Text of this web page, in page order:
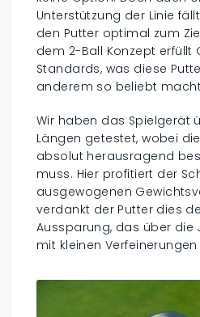
Unterstützung der Linie
den Putter optimal zum
dem 2-Ball Konzept erfüllt
Standards, was diese
anderem so beliebt
Wir haben das Spielgerät
Längen getestet, wobei
absolut herausragend
muss. Hier profitiert der
ausgewogenen
verdankt der Putter dies
Aussparung, das über die
mit kleinen